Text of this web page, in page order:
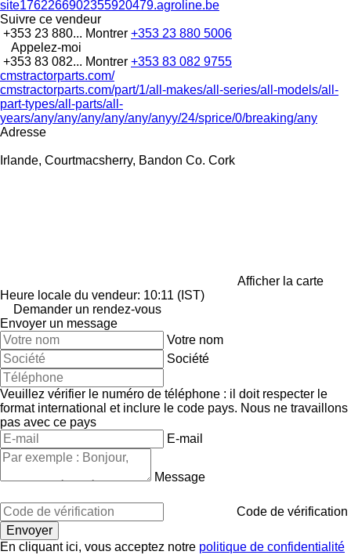
site1762266902355920479.agroline.be
Suivre ce vendeur
+353 23 880... Montrer +353 23 880 5006
Appelez-moi
+353 83 082... Montrer +353 83 082 9755
cmstractorparts.com/
cmstractorparts.com/part/1/all-makes/all-series/all-models/all-
part-types/all-parts/all-
years/any/any/any/any/any/anyy/24/sprice/0/breaking/any
Adresse
Irlande, Courtmacsherry, Bandon Co. Cork
Afficher la carte
Heure locale du vendeur: 10:11 (IST)
Demander un rendez-vous
Envoyer un message
Votre nom
Société
Veuillez vérifier le numéro de téléphone : il doit respecter le
format international et inclure le code pays. Nous ne travaillons
pas avec ce pays
E-mail
Message
Code de vérification
En cliquant ici, vous acceptez notre politique de confidentialité